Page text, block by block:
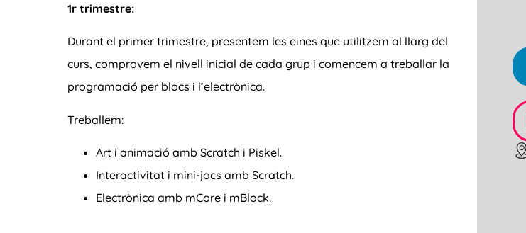
1r trimestre:
Durant el primer trimestre, presentem les eines que utilitzem al llarg del
curs, comprovem el nivell inicial de cada grup i comencem a treballar la
programació per blocs i l’electrònica.
Treballem:
Art i animació amb Scratch i Piskel.
Interactivitat i mini-jocs amb Scratch.
Electrònica amb mCore i mBlock.